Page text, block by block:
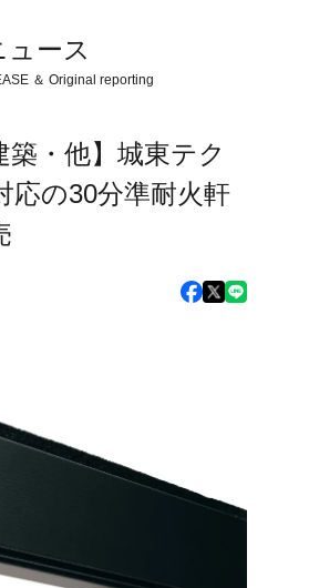
ュース
＆ Original reporting
築・他】城東テク
応の30分準耐火軒